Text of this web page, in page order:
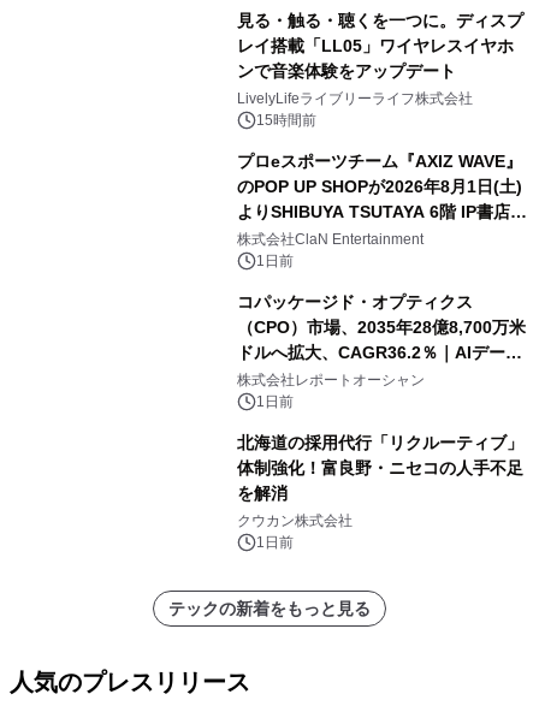
見る・触る・聴くを一つに。ディスプ
レイ搭載「LL05」ワイヤレスイヤホ
ンで音楽体験をアップデート
LivelyLifeライブリーライフ株式会社
15時間前
プロeスポーツチーム『AXIZ WAVE』
のPOP UP SHOPが2026年8月1日(土)
よりSHIBUYA TSUTAYA 6階 IP書店で
開催決定！！
株式会社ClaN Entertainment
1日前
コパッケージド・オプティクス
（CPO）市場、2035年28億8,700万米
ドルへ拡大、CAGR36.2％｜AIデータ
センター・高速光通信需要が成長を加
速
株式会社レポートオーシャン
1日前
北海道の採用代行「リクルーティブ」
体制強化！富良野・ニセコの人手不足
を解消
クウカン株式会社
1日前
テックの新着をもっと見る
人気のプレスリリース